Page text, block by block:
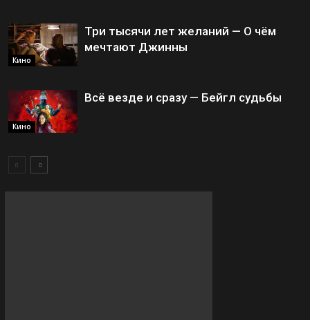
Кино
Три тысячи лет желаний — О чём
мечтают Джинны
Кино
Всё везде и сразу — Бейгл судьбы